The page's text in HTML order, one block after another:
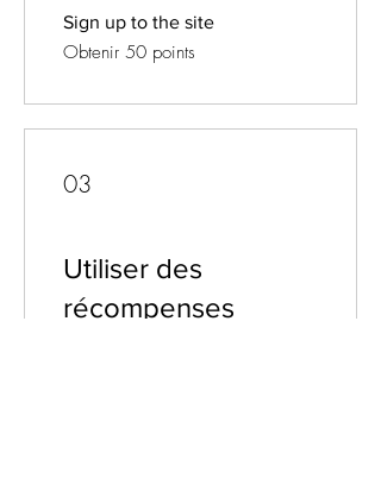
Sign up to the site
Obtenir 50 points
03
Utiliser des
récompenses